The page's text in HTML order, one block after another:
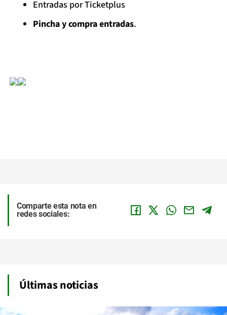
Entradas por Ticketplus
Pincha y compra entradas.
Comparte esta nota en
redes sociales:
Últimas noticias